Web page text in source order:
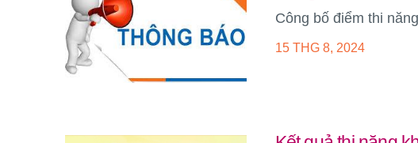
Công bố điểm thi
15 THG 8, 2024